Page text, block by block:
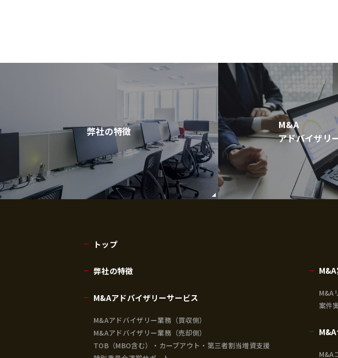
弊社の特徴
M&A
アドバイザリ
トップ
弊社の特徴
M&Aアドバイザリーサービス
M&Aアドバイザリー業務（買収側）
M&Aアドバイザリー業務（売却側）
TOB（MBO含む）・カーブアウト・第三者割当増資支援
M&A
案件
M&A